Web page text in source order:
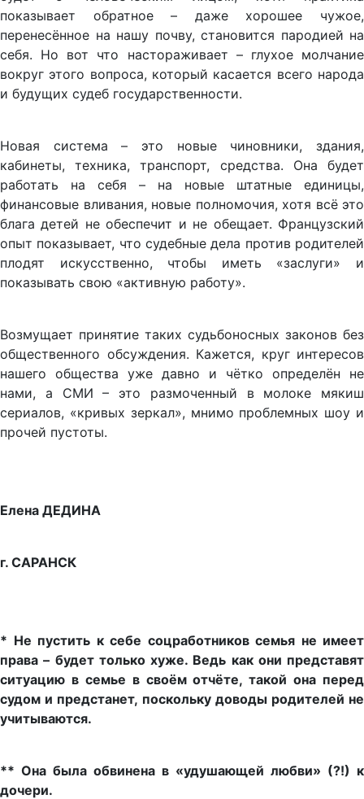
показывает обратное – даже хорошее чужое,
перенесённое на нашу почву, становится пародией на
себя. Но вот что настораживает – глухое молчание
вокруг этого вопроса, который касается всего народа
и будущих судеб государственности.
Новая система – это новые чиновники, здания,
кабинеты, техника, транспорт, средства. Она будет
работать на себя – на новые штатные единицы,
финансовые вливания, новые полномочия, хотя всё это
блага детей не обеспечит и не обещает. Французский
опыт показывает, что судебные дела против родителей
плодят искусственно, чтобы иметь «заслуги» и
показывать свою «активную работу».
Возмущает принятие таких судьбоносных законов без
общественного обсуждения. Кажется, круг интересов
нашего общества уже давно и чётко определён не
нами, а СМИ – это размоченный в молоке мякиш
сериалов, «кривых зеркал», мнимо проблемных шоу и
прочей пустоты.
Елена ДЕДИНА
г. САРАНСК
* Не пустить к себе соцработников семья не имеет
права – будет только хуже. Ведь как они представят
ситуацию в семье в своём отчёте, такой она перед
судом и предстанет, поскольку доводы родителей не
учитываются.
** Она была обвинена в «удушающей любви» (?!) к
дочери.